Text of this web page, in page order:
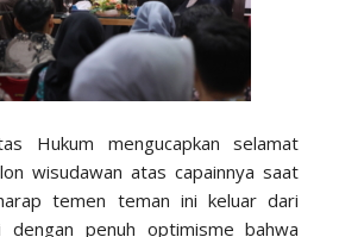
Hukum mengucapkan selamat
wisudawan atas capainnya saat
temen teman ini keluar dari
dengan penuh optimisme bahwa